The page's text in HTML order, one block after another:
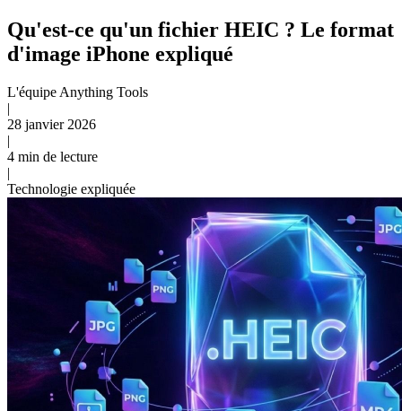
Qu'est-ce qu'un fichier HEIC ? Le format
d'image iPhone expliqué
L'équipe Anything Tools
|
28 janvier 2026
|
4 min de lecture
|
Technologie expliquée